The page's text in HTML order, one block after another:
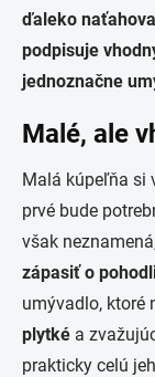
ďaleko
podpisuje
jednoznačne
Malé, ale
Malá kúpeľňa si
prvé bude
však
zápasiť o
umývadlo, ktoré
plytké a
prakticky celú